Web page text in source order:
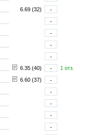
6.69 (32)
-
-
-
-
-
6.35 (40) -
1 отз.
6.60 (37)
-
-
-
-
-